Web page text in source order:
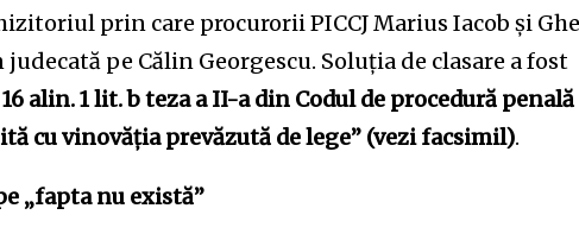
prin care procurorii PICCJ Marius Iacob și
pe Călin Georgescu. Soluția de clasare a fost
alin. 1 lit. b teza a II-a din Codul de procedură
cu vinovăția prevăzută de lege” (vezi facsimil).
„fapta nu există”